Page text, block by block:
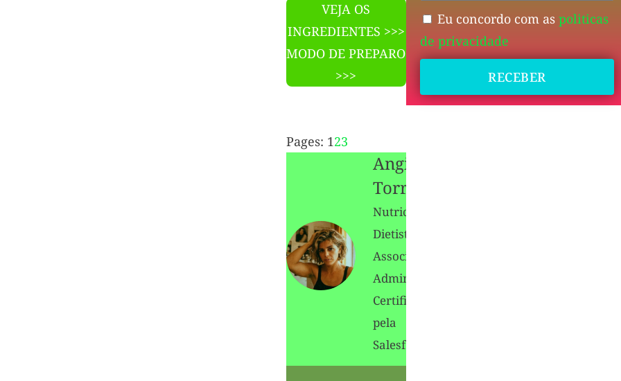
VEJA OS
INGREDIENTES >>>
MODO DE PREPARO
>>>
Pages: 123
Angie
Torres
Nutricionista
Dietista -
Associado e
Administrador
Certificado
pela
Salesforce
Eu concordo com aspoliticas
de privacidade
RECEBER